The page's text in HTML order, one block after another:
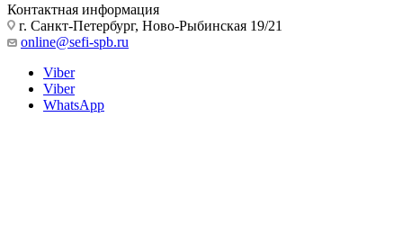
Контактная информация
г. Санкт-Петербург, Ново-Рыбинская 19/21
online@sefi-spb.ru
Viber
Viber
WhatsApp